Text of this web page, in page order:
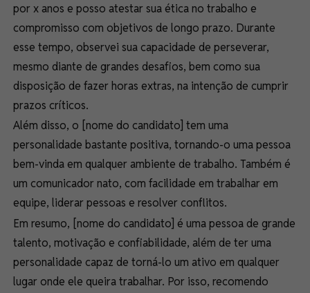
por x anos e posso atestar sua ética no trabalho e
compromisso com objetivos de longo prazo. Durante
esse tempo, observei sua capacidade de perseverar,
mesmo diante de grandes desafios, bem como sua
disposição de fazer horas extras, na intenção de cumprir
prazos críticos.
Além disso, o [nome do candidato] tem uma
personalidade bastante positiva, tornando-o uma pessoa
bem-vinda em qualquer ambiente de trabalho. Também é
um comunicador nato, com facilidade em trabalhar em
equipe, liderar pessoas e resolver conflitos.
Em resumo, [nome do candidato] é uma pessoa de grande
talento, motivação e confiabilidade, além de ter uma
personalidade capaz de torná-lo um ativo em qualquer
lugar onde ele queira trabalhar. Por isso, recomendo